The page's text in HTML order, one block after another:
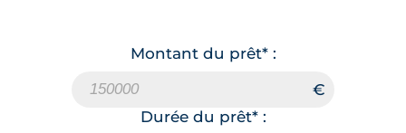
Montant du prêt* :
Durée du prêt* :